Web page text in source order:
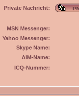
Private Nachricht:
MSN Messenger:
Yahoo Messenger:
Skype Name:
AIM-Name:
ICQ-Nummer: